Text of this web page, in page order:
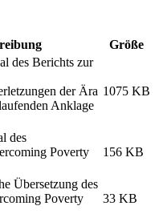
Größe
des Berichts zur
der Ära
Anklage
1075 KB
des
Poverty
156 KB
Übersetzung des
Poverty
33 KB